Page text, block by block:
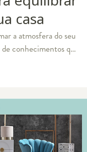
casa
a atmosfera do seu
conhecimentos que